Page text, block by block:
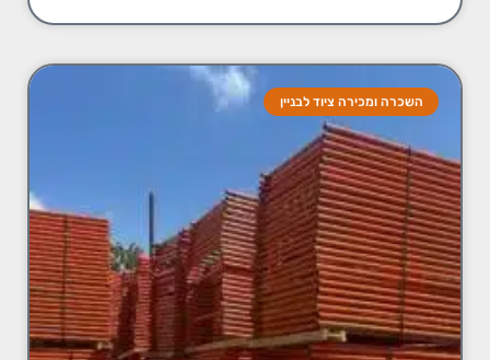
השכרה ומכירה ציוד לבניין